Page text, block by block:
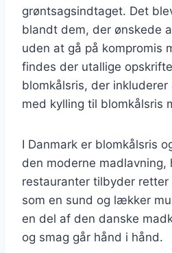
grøntsagsindtaget. Det
blandt dem, der ønskede
uden at gå på kompromis
findes der utallige
blomkålsris, der
med kylling til blomkålsris
I Danmark er blomkålsris
den moderne madlavning,
restauranter tilbyder retter
som en sund og lækker
en del af den danske
og smag går hånd i hånd.